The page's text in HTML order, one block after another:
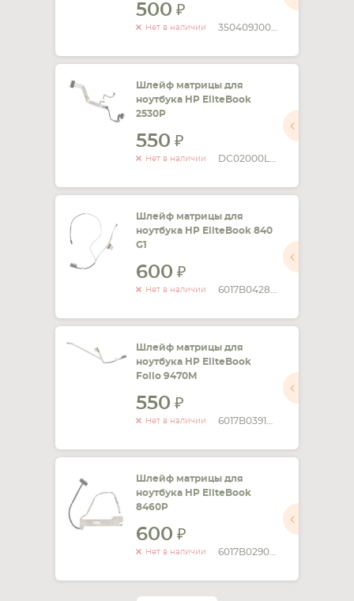
500
Нет в наличии
Шлейф матрицы для
ноутбука HP EliteBook
2530P
550
Нет в наличии
Шлейф матрицы для
ноутбука HP EliteBook 840
G1
600
Нет в наличии
Шлейф матрицы для
ноутбука HP EliteBook
Folio 9470M
550
Нет в наличии
Шлейф матрицы для
ноутбука HP EliteBook
8460P
600
Нет в наличии